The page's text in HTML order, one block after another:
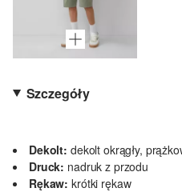
Szczegóły
Dekolt: dekolt okrągły,
Druck: nadruk z przodu
Rękaw: krótki rękaw